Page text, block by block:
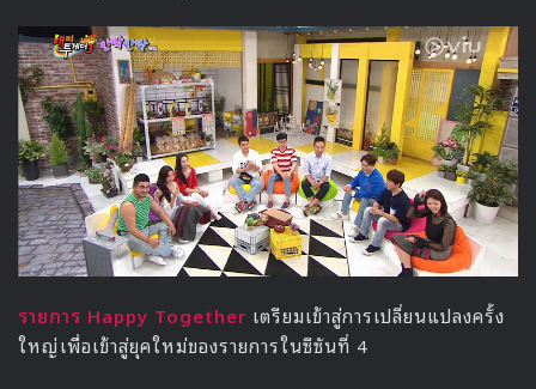
รายการ Happy Together เตรียมเข้าสู่การเปลี่ยนแปลงครั้ง
ใหญ่เพื่อเข้าสู่ยุคใหม่ของรายการในซีซันที่ 4